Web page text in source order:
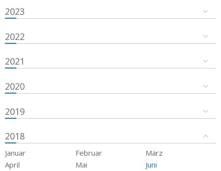
2023
2022
2021
2020
2019
2018
Januar Februar
März
April
Mai
Juni